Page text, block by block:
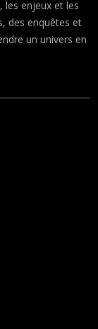
les enjeux et les
des enquêtes et
un univers en